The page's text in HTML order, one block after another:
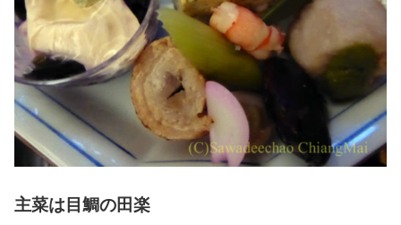
主菜は目鯛の田楽